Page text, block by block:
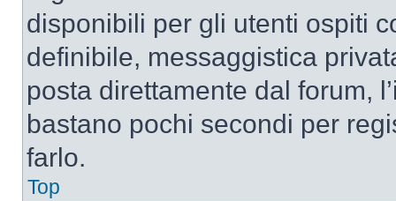
disponibili per gli utenti ospiti
definibile, messaggistica
posta direttamente dal forum,
bastano pochi secondi per
farlo.
Top